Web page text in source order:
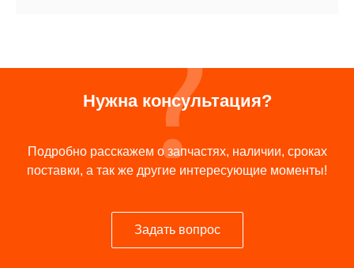
Нужна консультация?
Подробно расскажем о запчастях, наличии, сроках
поставки, а так же другие интересующие моменты!
Задать вопрос